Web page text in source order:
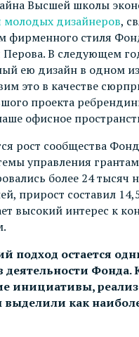
Высшей школы
молодых дизайнеров,
фирменного стиля
Перова. В следующем
ею дизайн в одном
это в качестве
проекта
офисное
рост сообщества
управления
более 24 тысяч
прирост составил
высокий интерес к
подход остается
Фонда.
инициативы,
выделили как